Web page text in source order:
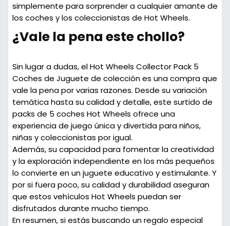
simplemente para sorprender a cualquier amante de
los coches y los coleccionistas de Hot Wheels.
¿Vale la pena este chollo?
Sin lugar a dudas, el Hot Wheels Collector Pack 5
Coches de Juguete de colección es una compra que
vale la pena por varias razones. Desde su variación
temática hasta su calidad y detalle, este surtido de
packs de 5 coches Hot Wheels ofrece una
experiencia de juego única y divertida para niños,
niñas y coleccionistas por igual.
Además, su capacidad para fomentar la creatividad
y la exploración independiente en los más pequeños
lo convierte en un juguete educativo y estimulante. Y
por si fuera poco, su calidad y durabilidad aseguran
que estos vehículos Hot Wheels puedan ser
disfrutados durante mucho tiempo.
En resumen, si estás buscando un regalo especial